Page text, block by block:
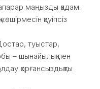
маңызды қадам.
қауіпсіз
туыстар,
– шынайылық пен
қорғансыздықты